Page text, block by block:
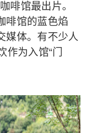
啡馆最出片。
啡馆的蓝色焰
媒体。有不少人
为入馆“门